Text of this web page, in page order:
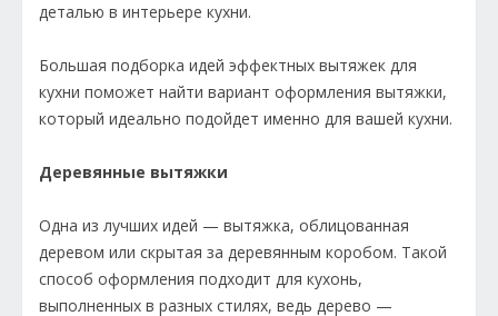
деталью в интерьере кухни.
Большая подборка идей эффектных вытяжек для
кухни поможет найти вариант оформления вытяжки,
который идеально подойдет именно для вашей кухни.
Деревянные вытяжки
Одна из лучших идей — вытяжка, облицованная
деревом или скрытая за деревянным коробом. Такой
способ оформления подходит для кухонь,
выполненных в разных стилях, ведь дерево —